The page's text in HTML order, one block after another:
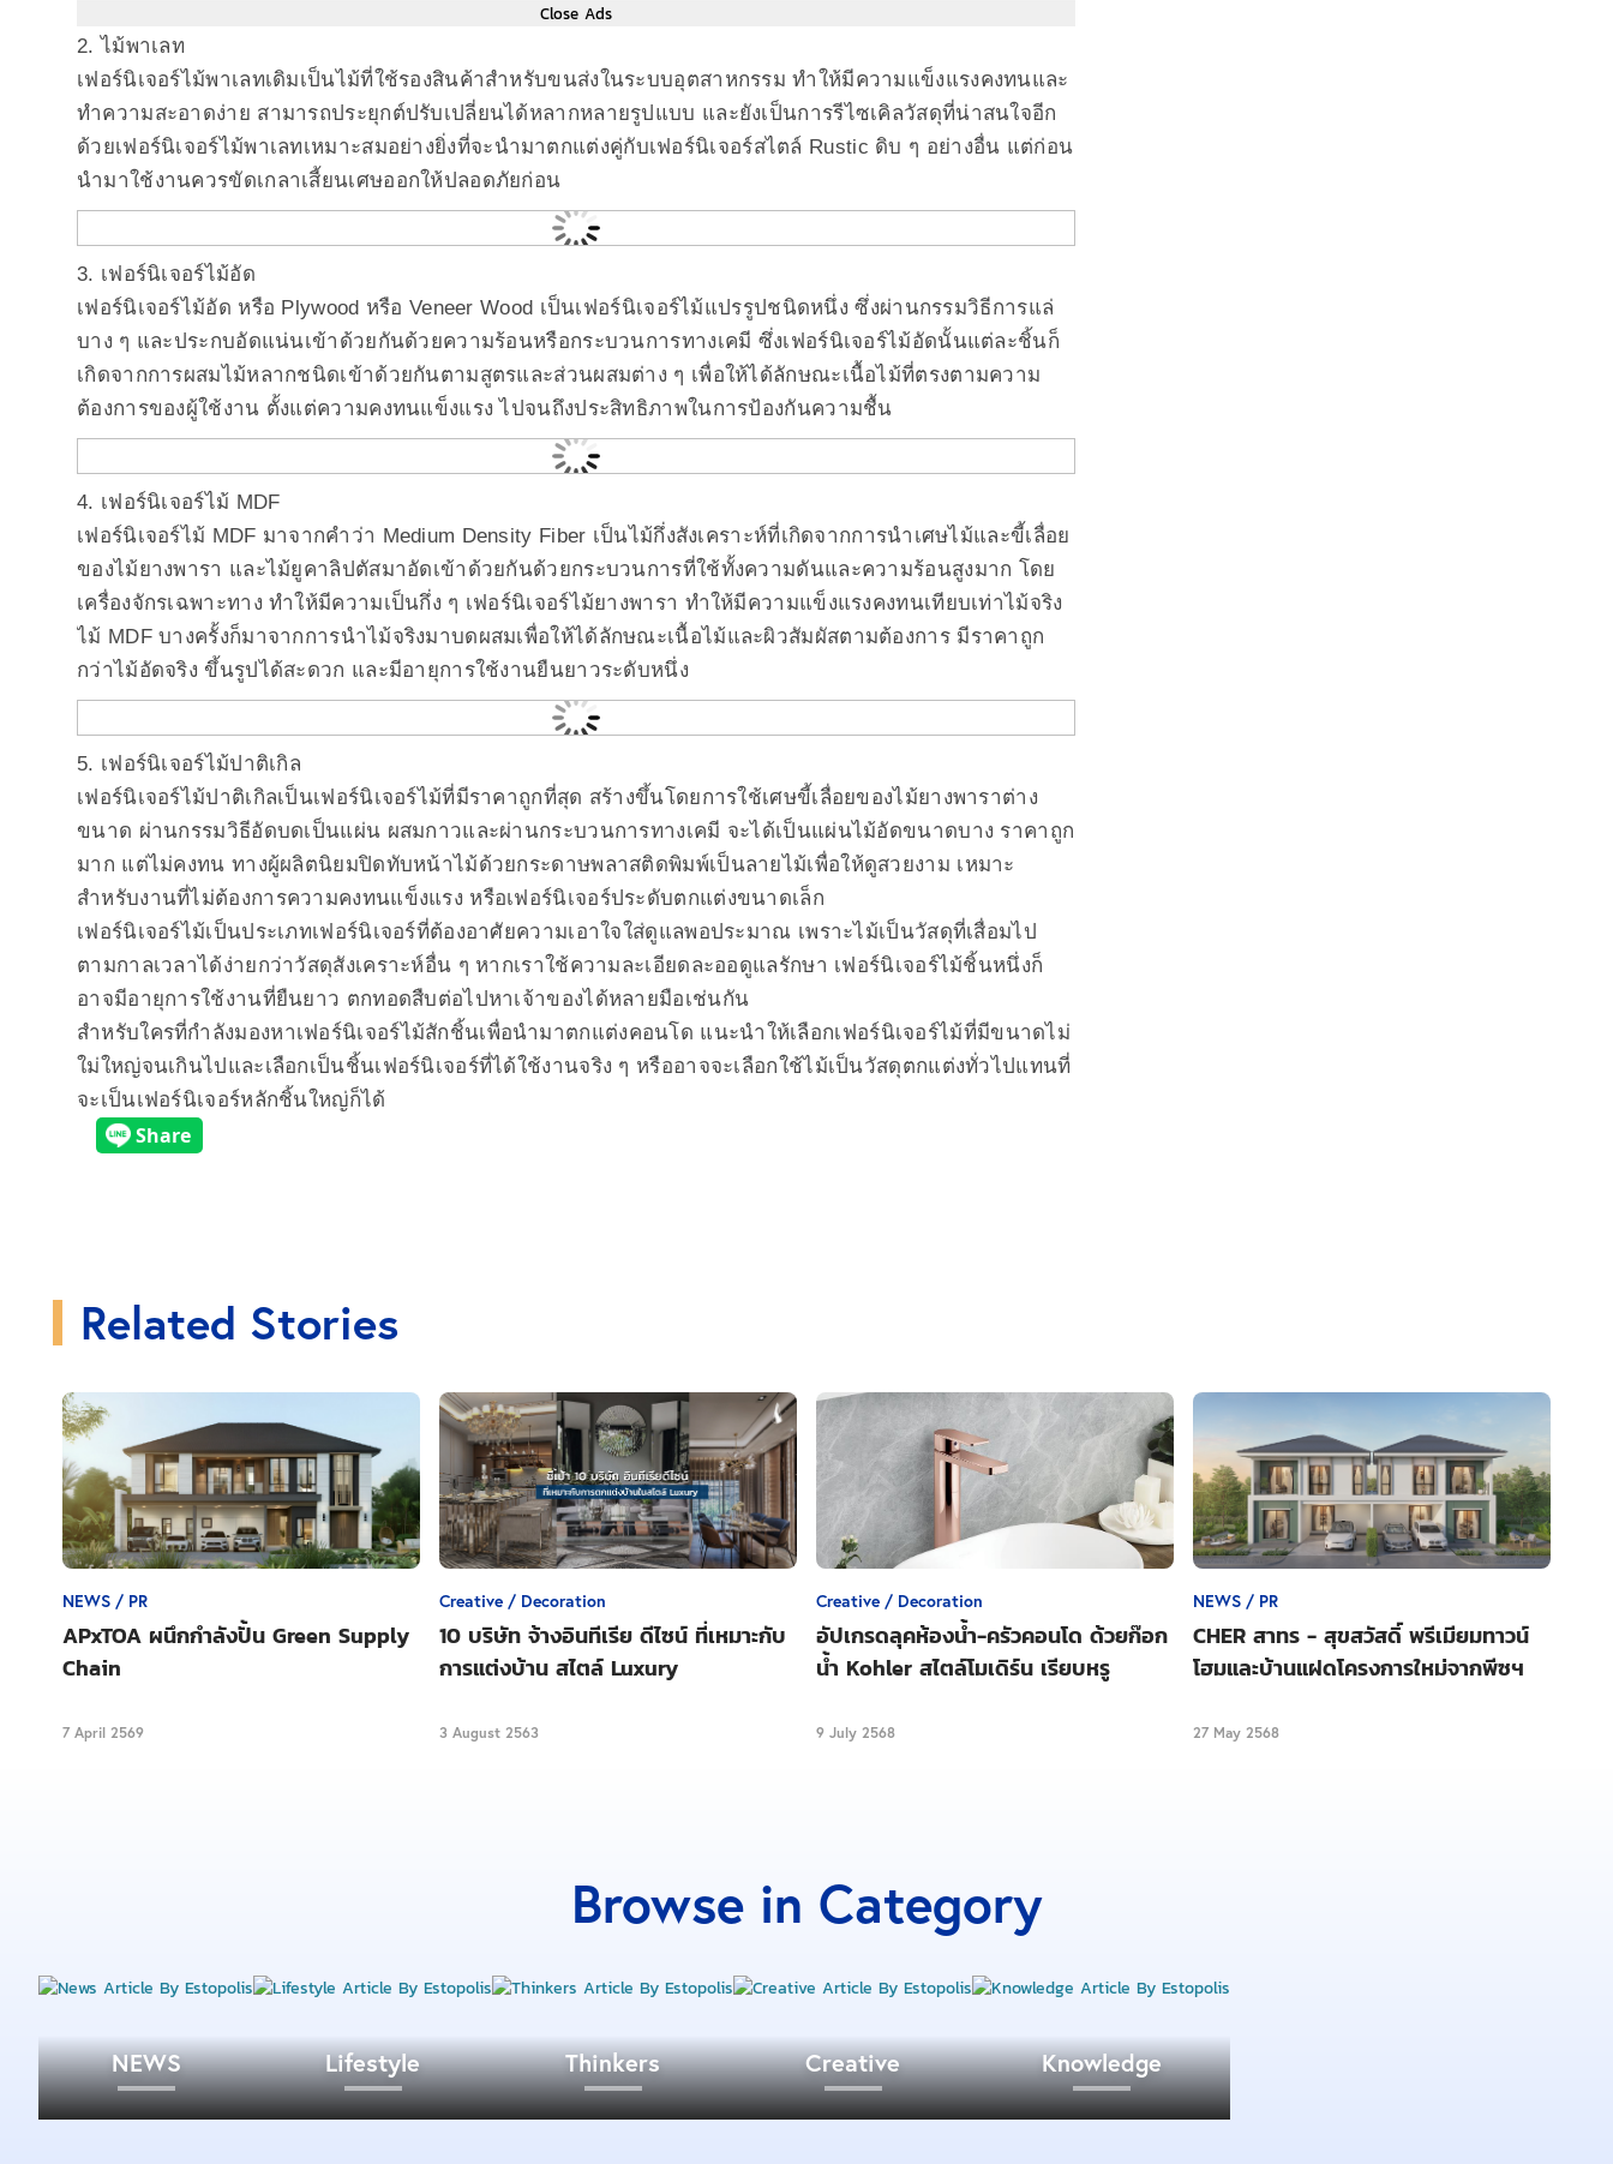
Close Ads
2. ไม้พาเลท
เฟอร์นิเจอร์ไม้พาเลทเดิมเป็นไม้ที่ใช้รองสินค้าสำหรับขนส่งในระบบอุตสาหกรรม ทำให้มีความแข็งแรงคงทนและ
ทำความสะอาดง่าย สามารถประยุกต์ปรับเปลี่ยนได้หลากหลายรูปแบบ และยังเป็นการรีไซเคิลวัสดุที่น่าสนใจอีก
ด้วยเฟอร์นิเจอร์ไม้พาเลทเหมาะสมอย่างยิ่งที่จะนำมาตกแต่งคู่กับเฟอร์นิเจอร์สไตล์ Rustic ดิบ ๆ อย่างอื่น แต่ก่อน
นำมาใช้งานควรขัดเกลาเสี้ยนเศษออกให้ปลอดภัยก่อน
3. เฟอร์นิเจอร์ไม้อัด
เฟอร์นิเจอร์ไม้อัด หรือ Plywood หรือ Veneer Wood เป็นเฟอร์นิเจอร์ไม้แปรรูปชนิดหนึ่ง ซึ่งผ่านกรรมวิธีการแล่
บาง ๆ และประกบอัดแน่นเข้าด้วยกันด้วยความร้อนหรือกระบวนการทางเคมี ซึ่งเฟอร์นิเจอร์ไม้อัดนั้นแต่ละชิ้นก็
เกิดจากการผสมไม้หลากชนิดเข้าด้วยกันตามสูตรและส่วนผสมต่าง ๆ เพื่อให้ได้ลักษณะเนื้อไม้ที่ตรงตามความ
ต้องการของผู้ใช้งาน ตั้งแต่ความคงทนแข็งแรง ไปจนถึงประสิทธิภาพในการป้องกันความชื้น
4. เฟอร์นิเจอร์ไม้ MDF
เฟอร์นิเจอร์ไม้ MDF มาจากคำว่า Medium Density Fiber เป็นไม้กึ่งสังเคราะห์ที่เกิดจากการนำเศษไม้และขี้เลื่อย
ของไม้ยางพารา และไม้ยูคาลิปตัสมาอัดเข้าด้วยกันด้วยกระบวนการที่ใช้ทั้งความดันและความร้อนสูงมาก โดย
เครื่องจักรเฉพาะทาง ทำให้มีความเป็นกึ่ง ๆ เฟอร์นิเจอร์ไม้ยางพารา ทำให้มีความแข็งแรงคงทนเทียบเท่าไม้จริง
ไม้ MDF บางครั้งก็มาจากการนำไม้จริงมาบดผสมเพื่อให้ได้ลักษณะเนื้อไม้และผิวสัมผัสตามต้องการ มีราคาถูก
กว่าไม้อัดจริง ขึ้นรูปได้สะดวก และมีอายุการใช้งานยืนยาวระดับหนึ่ง
5. เฟอร์นิเจอร์ไม้ปาติเกิล
เฟอร์นิเจอร์ไม้ปาติเกิลเป็นเฟอร์นิเจอร์ไม้ที่มีราคาถูกที่สุด สร้างขึ้นโดยการใช้เศษขี้เลื่อยของไม้ยางพาราต่าง
ขนาด ผ่านกรรมวิธีอัดบดเป็นแผ่น ผสมกาวและผ่านกระบวนการทางเคมี จะได้เป็นแผ่นไม้อัดขนาดบาง ราคาถูก
มาก แต่ไม่คงทน ทางผู้ผลิตนิยมปิดทับหน้าไม้ด้วยกระดาษพลาสติดพิมพ์เป็นลายไม้เพื่อให้ดูสวยงาม เหมาะ
สำหรับงานที่ไม่ต้องการความคงทนแข็งแรง หรือเฟอร์นิเจอร์ประดับตกแต่งขนาดเล็ก
เฟอร์นิเจอร์ไม้เป็นประเภทเฟอร์นิเจอร์ที่ต้องอาศัยความเอาใจใส่ดูแลพอประมาณ เพราะไม้เป็นวัสดุที่เสื่อมไป
ตามกาลเวลาได้ง่ายกว่าวัสดุสังเคราะห์อื่น ๆ หากเราใช้ความละเอียดละออดูแลรักษา เฟอร์นิเจอร์ไม้ชิ้นหนึ่งก็
อาจมีอายุการใช้งานที่ยืนยาว ตกทอดสืบต่อไปหาเจ้าของได้หลายมือเช่นกัน
สำหรับใครที่กำลังมองหาเฟอร์นิเจอร์ไม้สักชิ้นเพื่อนำมาตกแต่งคอนโด แนะนำให้เลือกเฟอร์นิเจอร์ไม้ที่มีขนาดไม่
ใม่ใหญ่จนเกินไปและเลือกเป็นชิ้นเฟอร์นิเจอร์ที่ได้ใช้งานจริง ๆ หรืออาจจะเลือกใช้ไม้เป็นวัสดุตกแต่งทั่วไปแทนที่
จะเป็นเฟอร์นิเจอร์หลักชิ้นใหญ่ก็ได้
Related Stories
NEWS / PR
APxTOA ผนึกกำลังปั้น Green Supply
Chain
7 April 2569
Creative / Decoration
10 บริษัท จ้างอินทีเรีย ดีไซน์ ที่เหมาะกับ
การแต่งบ้าน สไตล์ Luxury
3 August 2563
Creative / Decoration
อัปเกรดลุคห้องน้ำ-ครัวคอนโด ด้วยก๊อก
น้ำ Kohler สไตล์โมเดิร์น เรียบหรู
9 July 2568
NEWS / PR
CHER สาทร - สุขสวัสดิ์ พรีเมียมทาวน์
โฮมและบ้านแฝดโครงการใหม่จากพีซฯ
27 May 2568
Browse in Category
NEWS Lifestyle Thinkers Creative Knowledge